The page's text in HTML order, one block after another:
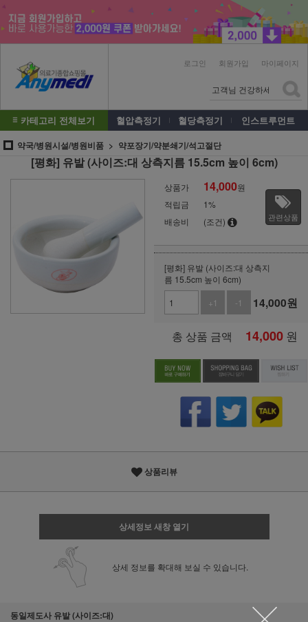
로그인 회원가입 마이페이지
카테고리 전체보기 혈압측정기 혈당측정기 인스트루먼트
약국/병원시설/병원비품 약포장기/약분쇄기/석고절단
[평화] 유발 (사이즈:대 상측지름 15.5cm 높이 6cm)
상품가 14,000원
적립금
1%
배송비
(조건) 관련상품
[평화] 유발 (사이즈:대 상측지
름 15.5cm 높이 6cm)
+1
-1 14,000원
총 상품 금액 14,000 원
상품리뷰
상세정보 새창 열기
상세 정보를 확대해 보실 수 있습니다.
동일제도사 유발 (사이즈:대)